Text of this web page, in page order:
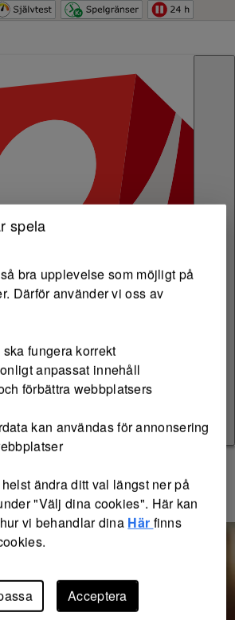
och öka dina
spela
bra upplevelse som möjligt på
Därför använder vi oss av
fungera korrekt
anpassat innehåll
förbättra webbplatsers
kan användas för annonsering
ändra ditt val längst ner på
"Välj dina cookies". Här kan
vi behandlar dina Här finns
Acceptera